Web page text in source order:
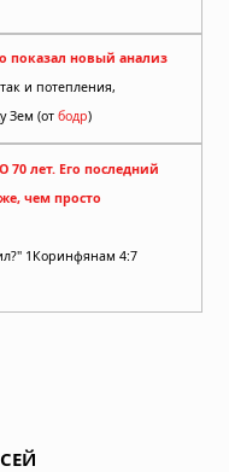
показал новый анализ
и потепления,
Зем (от бодр)
лет. Его последний
чем просто
1Коринфянам 4:7